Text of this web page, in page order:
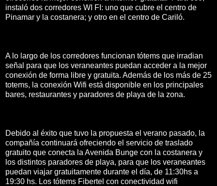
instaló dos corredores WI FI: uno que cubre el centro de
Pinamar y la costanera; y otro en el centro de Cariló.
A lo largo de los corredores funcionan tótems que irradian
señal para que los veraneantes puedan acceder a la mejor
conexión de forma libre y gratuita. Además de los más de 25
totems, la conexión Wifi está disponible en los principales
bares, restaurantes y paradores de playa de la zona.
Debido al éxito que tuvo la propuesta el verano pasado, la
compañía continuará ofreciendo el servicio de traslado
gratuito que conecta la Avenida Bunge con la costanera y
los distintos paradores de playa, para que los veraneantes
puedan viajar gratuitamente durante el día, de 11:30hs a
19:30 hs. Los tótems Fibertel con conectividad wifi